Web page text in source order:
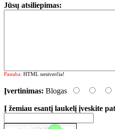
Jūsų atsiliepimas:
Pastaba: HTML nesiverčia!
Įvertinimas: Blogas
Į žemiau esantį laukelį įveskite